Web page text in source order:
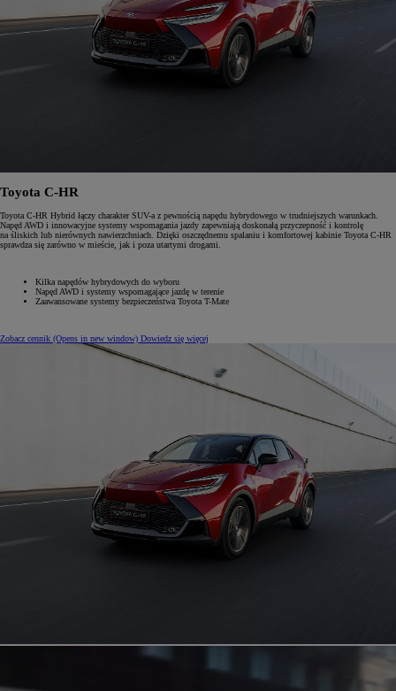
Toyota C-HR
Toyota C-HR Hybrid łączy charakter SUV-a z pewnością napędu hybrydowego w trudniejszych warunkach.
Napęd AWD i innowacyjne systemy wspomagania jazdy zapewniają doskonałą przyczepność i kontrolę
na śliskich lub nierównych nawierzchniach. Dzięki oszczędnemu spalaniu i komfortowej kabinie Toyota C-HR
sprawdza się zarówno w mieście, jak i poza utartymi drogami.
Kilka napędów hybrydowych do wyboru
Napęd AWD i systemy wspomagające jazdę w terenie
Zaawansowane systemy bezpieczeństwa Toyota T-Mate
Zobacz cennik (Opens in new window) Dowiedz się więcej